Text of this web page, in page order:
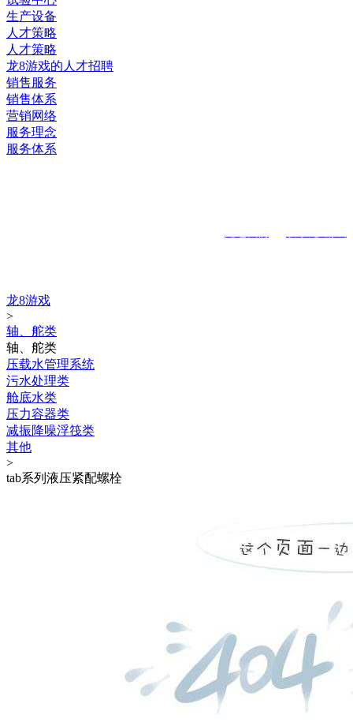
生产设备
人才策略
人才策略
龙8游戏的人才招聘
销售服务
销售体系
营销网络
服务理念
服务体系
龙8游戏
>
轴、舵类
轴、舵类
压载水管理系统
污水处理类
舱底水类
压力容器类
减振降噪浮筏类
其他
>
tab系列液压紧配螺栓